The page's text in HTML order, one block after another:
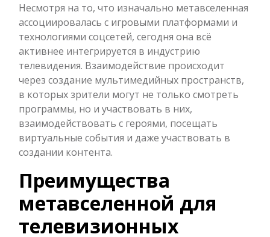
Несмотря на то, что изначально метавселенная
ассоциировалась с игровыми платформами и
технологиями соцсетей, сегодня она всё
активнее интегрируется в индустрию
телевидения. Взаимодействие происходит
через создание мультимедийных пространств,
в которых зрители могут не только смотреть
программы, но и участвовать в них,
взаимодействовать с героями, посещать
виртуальные события и даже участвовать в
создании контента.
Преимущества
метавселенной для
телевизионных